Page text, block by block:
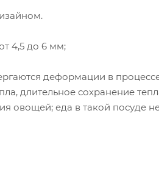
4,5 до 6 мм;
деформации в
длительное сохранение
овощей; еда в такой посуде